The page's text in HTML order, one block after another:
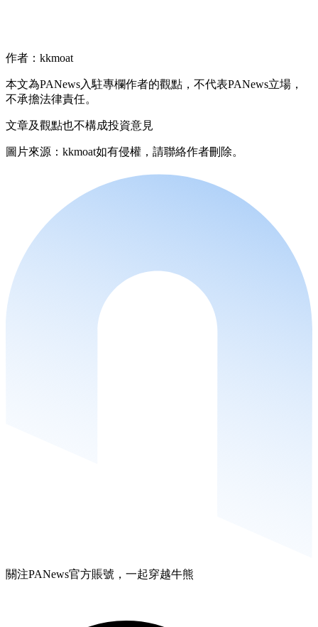
作者：kkmoat
本文為PANews入駐專欄作者的觀點，不代表PANews立場，
不承擔法律責任。
文章及觀點也不構成投資意見
圖片來源：kkmoat如有侵權，請聯絡作者刪除。
關注PANews官方賬號，一起穿越牛熊